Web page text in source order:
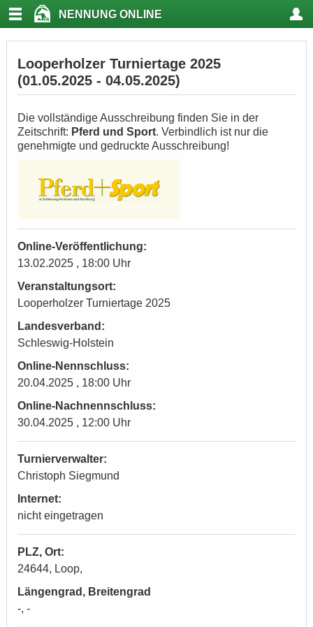
NENNUNG ONLINE
Looperholzer Turniertage 2025
(01.05.2025 - 04.05.2025)
Die vollständige Ausschreibung finden Sie in der
Zeitschrift: Pferd und Sport. Verbindlich ist nur die
genehmigte und gedruckte Ausschreibung!
Online-Veröffentlichung:
13.02.2025 , 18:00 Uhr
Veranstaltungsort:
Looperholzer Turniertage 2025
Landesverband:
Schleswig-Holstein
Online-Nennschluss:
20.04.2025 , 18:00 Uhr
Online-Nachnennschluss:
30.04.2025 , 12:00 Uhr
Turnierverwalter:
Christoph Siegmund
Internet:
nicht eingetragen
PLZ, Ort:
24644, Loop,
Längengrad, Breitengrad
-, -